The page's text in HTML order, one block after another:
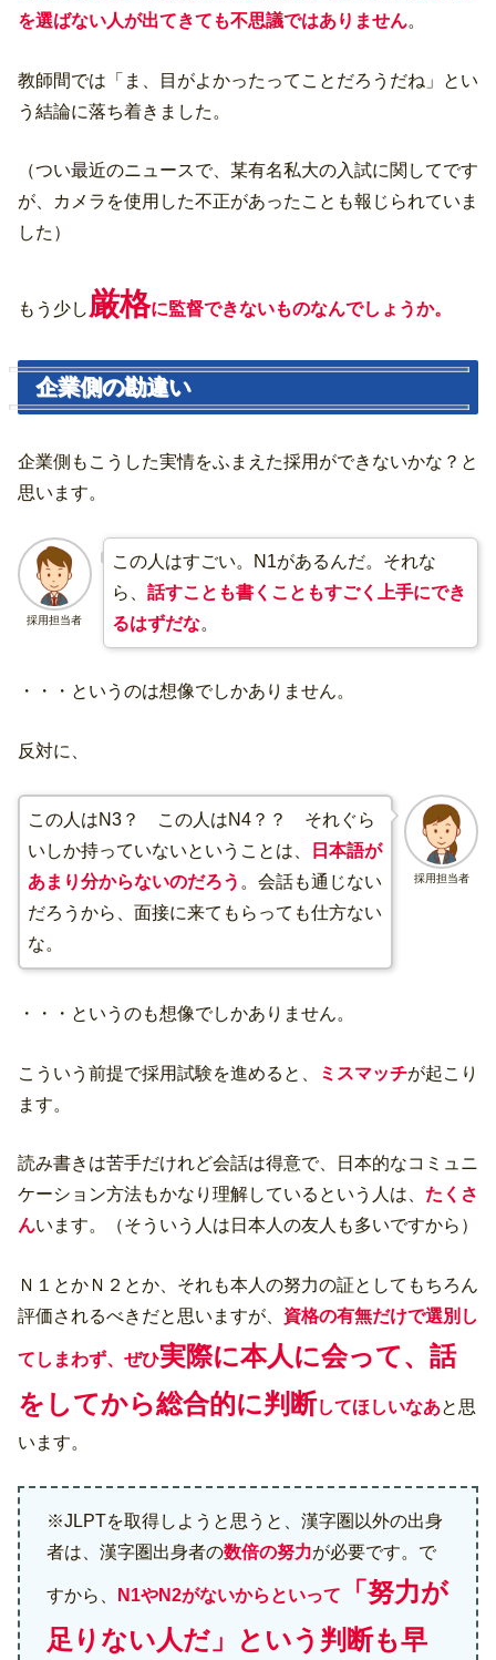
を選ばない人が出てきても不思議ではありません。
教師間では「ま、目がよかったってことだろうだね」とい
う結論に落ち着きました。
（つい最近のニュースで、某有名私大の入試に関してです
が、カメラを使用した不正があったことも報じられていま
した）
もう少し 厳格に監督できないものなんでしょうか。
企業側の勘違い
企業側もこうした実情をふまえた採用ができないかな？と
思います。
採用担当者
この人はすごい。N1があるんだ。それな
ら、 話すことも書くこともすごく上手にでき
るはずだな。
・・・というのは想像でしかありません。
反対に、
採用担当者
この人はN3？ この人はN4？？ それぐら
いしか持っていないということは、
日本語が
あまり分からないのだろう 。会話も通じない
だろうから、面接に来てもらっても仕方ない
な。
・・・というのも想像でしかありません。
こういう前提で採用試験を進めると、 ミスマッチが起こり
ます。
読み書きは苦手だけれど会話は得意で、日本的なコミュニ
ケーション方法もかなり理解しているという人は、 たくさ
んいます。（そういう人は日本人の友人も多いですから）
Ｎ１とかＮ２とか、それも本人の努力の証としてもちろん
評価されるべきだと思いますが、 資格の有無だけで選別し
てしまわず、ぜひ実際に本人に会って、話
をしてから総合的に判断してほしいなあと思
います。
※JLPTを取得しようと思うと、漢字圏以外の出身
者は、漢字圏出身者の数倍の努力が必要です。で
すから、 N1やN2がないからといって
「努力が
足りない人だ」という判断も早